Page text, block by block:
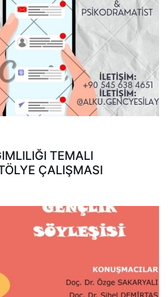
TEMALI
ÇALIŞMASI